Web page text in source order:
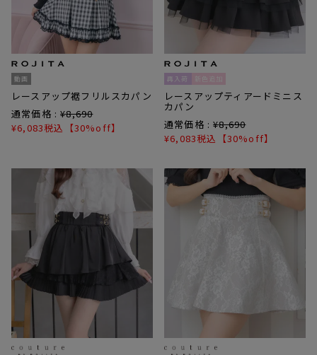
動画
レースアップ裾フリルスカパン
通常価格 : ¥8,690
¥6,083税込 【30%off】
再入荷 新色追加
レースアップティアードミニス
カパン
通常価格 : ¥8,690
¥6,083税込 【30%off】